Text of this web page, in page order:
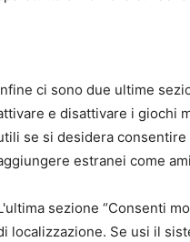
ci sono due ultime
e disattivare i giochi
se si desidera
estranei come
sezione “Consenti
localizzazione. Se usi il